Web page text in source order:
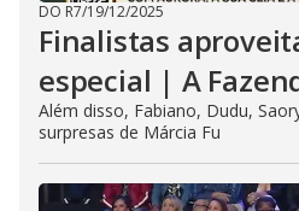
DO R7/19/12/2025
Finalistas
especial | A
Além disso, Fabiano, Dudu,
surpresas de Márcia Fu